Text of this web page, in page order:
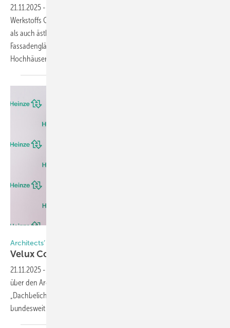
21.11.2025 -
Werkstoffs Glas konsequent aus – für Fassaden, die sowohl technisch
als auch ästhetisch Maßstäbe setzen. Jüngstes Beispiel sind die 3100
Fassadengläser für The Henderson in Hongkong, eine Ikone unter den
Hochhäusern.
Architects’ Darling Award 2025
Velux Commercial holt
21.11.2025 -
über den Architects’ Darling Award in Gold freuen. In der Kategorie
„Dachbelichtung / Tageslichtsysteme“ erzielte der Hersteller bei der
bundesweit größten Branchenbefragung die beste